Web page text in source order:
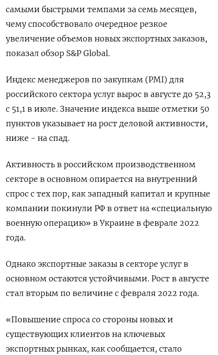
самыми быстрыми темпами за семь месяцев,
чему способствовало очередное резкое
увеличение объемов новых экспортных заказов,
показал обзор S&P Global.
Индекс менеджеров по закупкам (PMI) для
российского сектора услуг вырос в августе до 52,3
с 51,1 в июле. Значение индекса выше отметки 50
пунктов указывает на рост деловой активности,
ниже - на спад.
Активность в российском производственном
секторе в основном опирается на внутренний
спрос с тех пор, как западный капитал и крупные
компании покинули РФ в ответ на «специальную
военную операцию» в Украине в феврале 2022
года.
Однако экспортные заказы в секторе услуг в
основном остаются устойчивыми. Рост в августе
стал вторым по величине с февраля 2022 года.
«Повышение спроса со стороны новых и
существующих клиентов на ключевых
экспортных рынках, как сообщается, стало